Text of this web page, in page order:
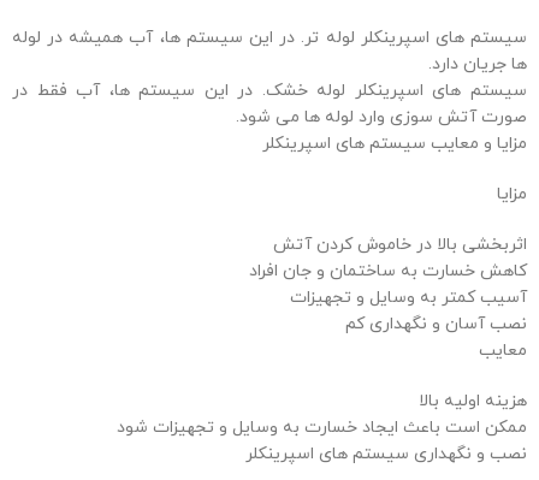
سیستم های اسپرینکلر لوله تر. در این سیستم ها، آب همیشه در لوله
ها جریان دارد.
سیستم های اسپرینکلر لوله خشک. در این سیستم ها، آب فقط در
صورت آتش سوزی وارد لوله ها می شود.
مزایا و معایب سیستم های اسپرینکلر
مزایا
اثربخشی بالا در خاموش کردن آتش
کاهش خسارت به ساختمان و جان افراد
آسیب کمتر به وسایل و تجهیزات
نصب آسان و نگهداری کم
معایب
هزینه اولیه بالا
ممکن است باعث ایجاد خسارت به وسایل و تجهیزات شود
نصب و نگهداری سیستم های اسپرینکلر